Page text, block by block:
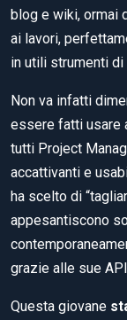
blog e wiki, ormai
ai lavori,
in utili strumenti
Non va infatti
essere fatti usare
tutti Project
accattivanti e
ha scelto di
appesantiscono
grazie alle sue
Questa giovane